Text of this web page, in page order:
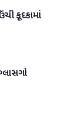
કૂદકામાં